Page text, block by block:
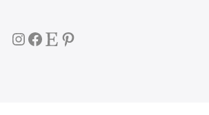
Instagram
Facebook
EtsyPinterest